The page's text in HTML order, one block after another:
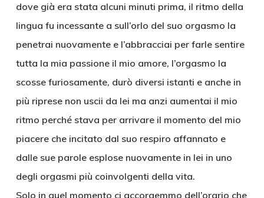
dove già era stata alcuni minuti prima, il ritmo della
lingua fu incessante a sull’orlo del suo orgasmo la
penetrai nuovamente e l’abbracciai per farle sentire
tutta la mia passione il mio amore, l’orgasmo la
scosse furiosamente, durò diversi istanti e anche in
più riprese non uscii da lei ma anzi aumentai il mio
ritmo perché stava per arrivare il momento del mio
piacere che incitato dal suo respiro affannato e
dalle sue parole esplose nuovamente in lei in uno
degli orgasmi più coinvolgenti della vita.
Solo in quel momento ci accorgemmo dell’orario che